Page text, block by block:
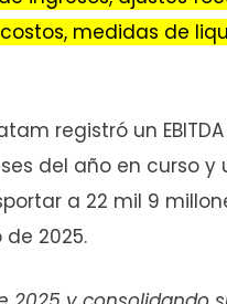
medidas de
registró un EBITDA
del año en curso y
a 22 mil 9
2025.